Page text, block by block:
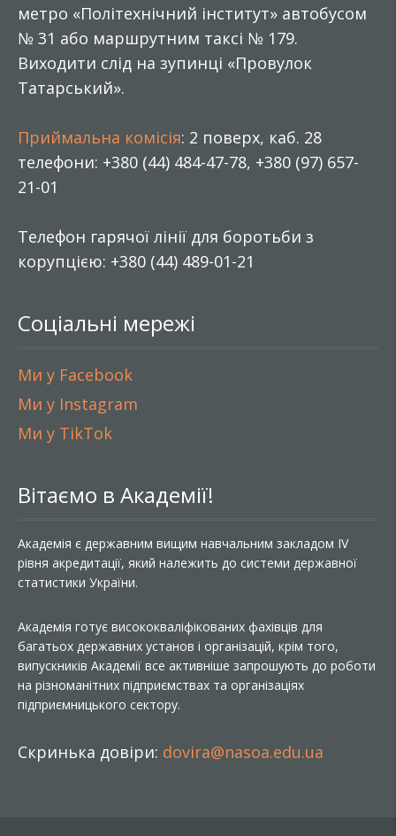
метро «Політехнічний інститут» автобусом
№ 31 або маршрутним таксі № 179.
Виходити слід на зупинці «Провулок
Татарський».
Приймальна комісія: 2 поверх, каб. 28
телефони: +380 (44) 484-47-78, +380 (97) 657-
21-01
Телефон гарячої лінії для боротьби з
корупцією: +380 (44) 489-01-21
Соціальні мережі
Ми у Facebook
Ми у Instagram
Ми у TikTok
Вітаємо в Академії!
Академія є державним вищим навчальним закладом IV
рівня акредитації, який належить до системи державної
статистики України.
Академія готує висококваліфікованих фахівців для
багатьох державних установ і організацій, крім того,
випускників Академії все активніше запрошують до роботи
на різноманітних підприємствах та організаціях
підприємницького сектору.
Скринька довіри: dovira@nasoa.edu.ua